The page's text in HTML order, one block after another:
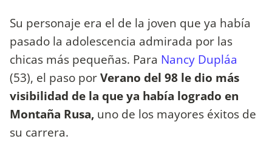
Su personaje era el de la joven que ya había
pasado la adolescencia admirada por las
chicas más pequeñas. Para Nancy Dupláa
(53), el paso porVerano del 98 le dio más
visibilidad de la que ya había logrado en
Montaña Rusa, uno de los mayores éxitos de
su carrera.